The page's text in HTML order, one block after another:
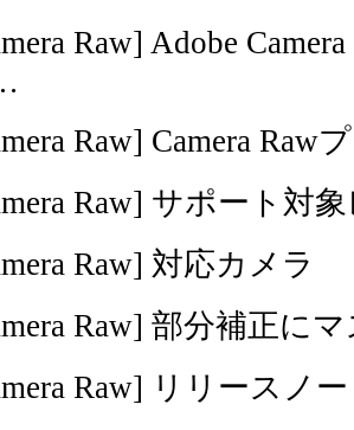
Raw] Adobe
Raw] Camera Raw
Raw] サポート対
Raw] 対応カメラ
Raw] 部分補正に
Raw] リリースノ